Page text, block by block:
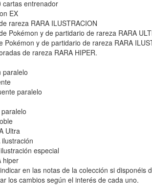
cartas entrenador
EX
rareza RARA ILUSTRACION
Pokémon y de partidario de rareza RARA
Pokémon y de partidario de rareza RARA
de rareza RARA HIPER.
paralelo
paralelo
Ultra
especial
hiper
en las notas de la colección si disponéis
los cambios según el interés de cada uno.